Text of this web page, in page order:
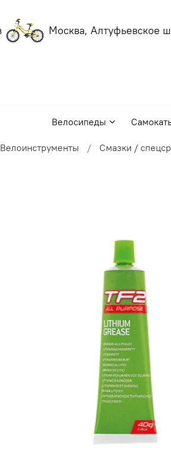
Москва, Алтуфьевское ш,
Велосипеды
Велоинструменты Смазки /